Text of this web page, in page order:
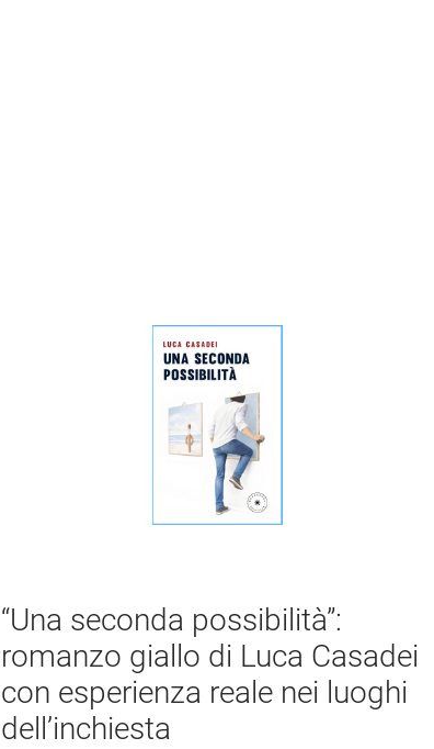
“Una seconda possibilità”:
romanzo giallo di Luca Casadei
con esperienza reale nei luoghi
dell’inchiesta